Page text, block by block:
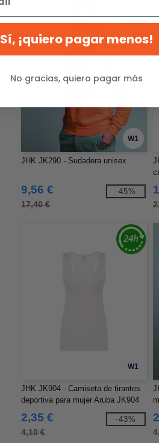
W1
JHK JK290 - Sudadera unisex
9,56 €
17,40 €
-45%
W1
JHK JK904 - Camiseta de tirantes
deportiva para mujer Aruba JK904
2,35 €
4,10 €
-43%
Sí, ¡quiero pagar menos!
No gracias, quiero pagar más